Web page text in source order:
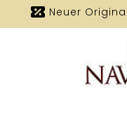
Neuer